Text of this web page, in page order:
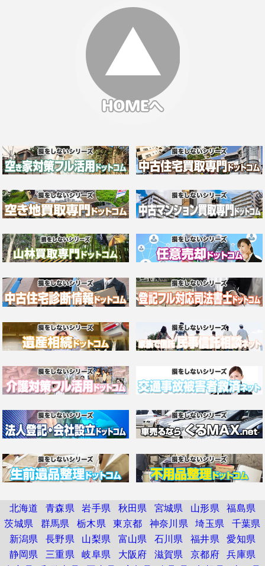
北海道 青森県 岩手県 秋田県 宮城県 山形県 福島県
茨城県 群馬県 栃木県 東京都 神奈川県 埼玉県 千葉県
新潟県 長野県 山梨県 富山県 石川県 福井県 愛知県
静岡県 三重県 岐阜県 大阪府 滋賀県 京都府 兵庫県